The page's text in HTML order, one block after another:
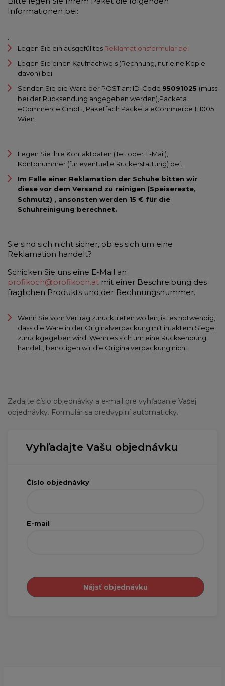
Informationen bei:
.
Legen Sie ein ausgefülltes Reklamationsformular bei
Legen Sie einen Kaufnachweis (Rechnung, nur eine Kopie
davon) bei
Senden Sie die Ware per POST an: ID-Code 95091025 (muss
bei der Rücksendung angegeben werden),Packeta
eCommerce GmbH, Paketfach Packeta eCommerce 1, 1005
Wien
Legen Sie Ihre Kontaktdaten (Tel. oder E-Mail),
Kontonummer (für eventuelle Rückerstattung) bei.
Im Falle einer Reklamation der Schuhe bitten wir
diese vor dem Versand zu reinigen (Speisereste,
Schmutz) , ansonsten werden 15 € für die
Schuhreinigung berechnet.
Sie sind sich nicht sicher, ob es sich um eine
Reklamation handelt?
Schicken Sie uns eine E-Mail an
profikoch@profikoch.at mit einer Beschreibung des
fraglichen Produkts und der Rechnungsnummer.
Wenn Sie vom Vertrag zurücktreten wollen, ist es notwendig,
dass die Ware in der Originalverpackung mit intaktem Siegel
zurückgegeben wird. Wenn es sich um eine Rücksendung
handelt, benötigen wir die Originalverpackung nicht.
Zadajte číslo objednávky a e-mail pre vyhľadanie Vašej
objednávky. Formulár sa predvyplní automaticky.
Vyhľadajte Vašu objednávku
Číslo objednávky
E-mail
Nájsť objednávku